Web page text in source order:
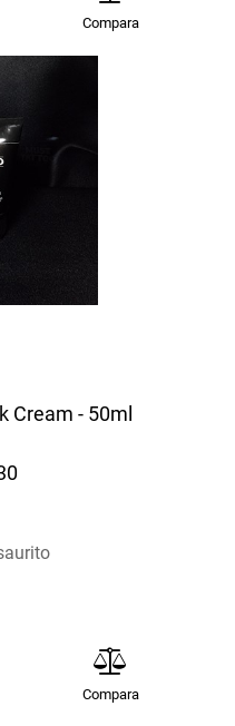
Compara
Cream - 50ml
Compara